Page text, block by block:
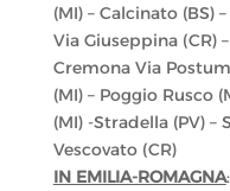
(MI) – Calcinato (BS)
Via Giuseppina (CR)
Cremona Via
(MI) – Poggio Rusco
(MI) -Stradella (PV) –
Vescovato (CR)
IN EMILIA-ROMAGNA: